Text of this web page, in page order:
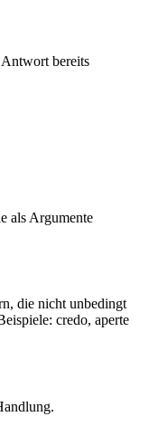
Antwort bereits
als Argumente
die nicht unbedingt
credo, aperte